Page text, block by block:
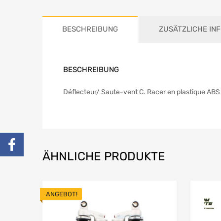
BESCHREIBUNG ZUSÄTZLICHE
BESCHREIBUNG
Déflecteur/ Saute-vent C. Racer en plastique
ÄHNLICHE PRODUKTE
ANGEBOT!
Add to Wishlist